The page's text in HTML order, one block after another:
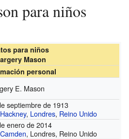
para niños
para niños
Mason
personal
E. Mason
septiembre de 1913
Hackney, Londres, Reino Unido
enero de 2014
Camden, Londres, Reino Unido